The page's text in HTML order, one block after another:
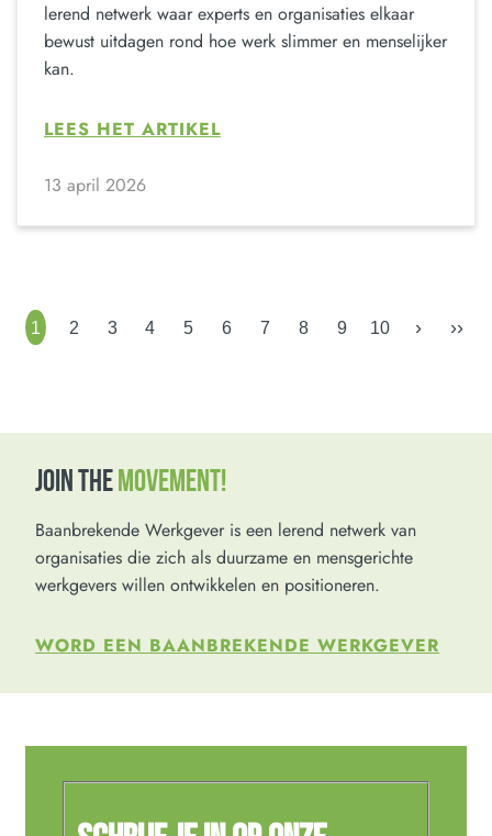
lerend netwerk waar experts en organisaties elkaar
bewust uitdagen rond hoe werk slimmer en menselijker
kan.
LEES HET ARTIKEL
13 april 2026
1 2 3 4 5 6 7 8 9 10 › ››
JOIN THEMOVEMENT!
Baanbrekende Werkgever is een lerend netwerk van
organisaties die zich als duurzame en mensgerichte
werkgevers willen ontwikkelen en positioneren.
WORD EEN BAANBREKENDE WERKGEVER